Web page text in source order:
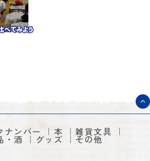
ナンバー 本 雑貨文具
・酒 グッズ その他